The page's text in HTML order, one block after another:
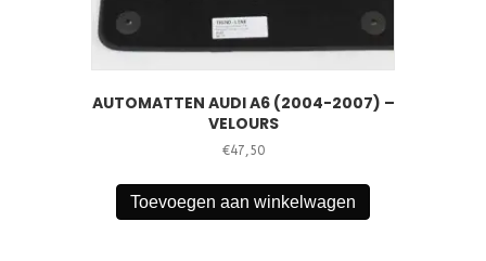
AUTOMATTEN AUDI A6 (2004-2007) –
VELOURS
€47,50
Toevoegen aan winkelwagen